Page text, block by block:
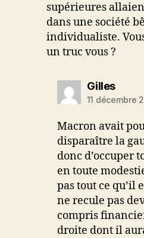
supérieures
dans une société
individualiste.
un truc vous ?
Gillesdit :
11 décembre
Macron avait
disparaître la
donc d’occuper
en toute
pas tout ce qu’il
ne recule pas
compris
droite dont il